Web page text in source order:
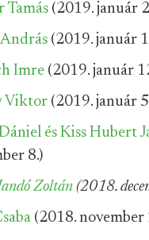
Tamás (2019. január
(2019. január
Imre (2019. január
Viktor (2019. január
és Kiss Hubert
8.)
Zoltán (2018.
(2018. november